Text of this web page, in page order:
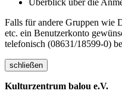
Falls für andere Gruppen wie
etc. ein Benutzerkonto
telefonisch (08631/18599-0)
schließen
Kulturzentrum balou e.V.